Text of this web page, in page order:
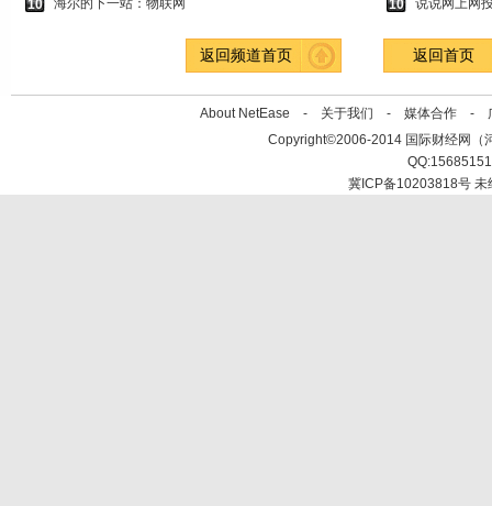
10 10
返回频道首页 返回首页
About NetEase - 关于我们 - 媒体合作 -
Copyright©2006-2014 国际财经网（
冀ICP备10203818号 未